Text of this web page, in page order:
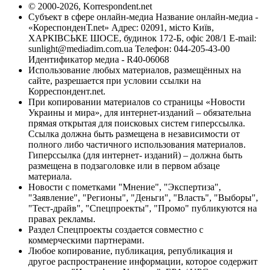
© 2000-2026, Korrespondent.net
Субъект в сфере онлайн-медиа Название онлайн-медиа -
«КореспонденТ.net» Адрес: 02091, місто Київ,
ХАРКІВСЬКЕ ШОСЕ, будинок 172-Б, офіс 208/1 E-mail:
sunlight@mediadim.com.ua Телефон: 044-205-43-00
Идентификатор медиа - R40-06068
Использование любых материалов, размещённых на
сайте, разрешается при условии ссылки на
Корреспондент.net.
При копировании материалов со страницы «Новости
Украины и мира», для интернет-изданий – обязательна
прямая открытая для поисковых систем гиперссылка.
Ссылка должна быть размещена в независимости от
полного либо частичного использования материалов.
Гиперссылка (для интернет- изданий) – должна быть
размещена в подзаголовке или в первом абзаце
материала.
Новости с пометками "Мнение", "Экспертиза",
"Заявление", "Регионы", "Деньги", "Власть", "Выборы",
"Тест-драйв", "Спецпроекты", "Промо" публикуются на
правах рекламы.
Раздел Спецпроекты создается совместно с
коммерческими партнерами.
Любое копирование, публикация, републикация и
другое распространение информации, которое содержит